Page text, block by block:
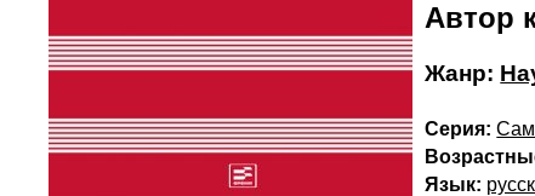
Автор
Жанр:
Серия:
Язык: